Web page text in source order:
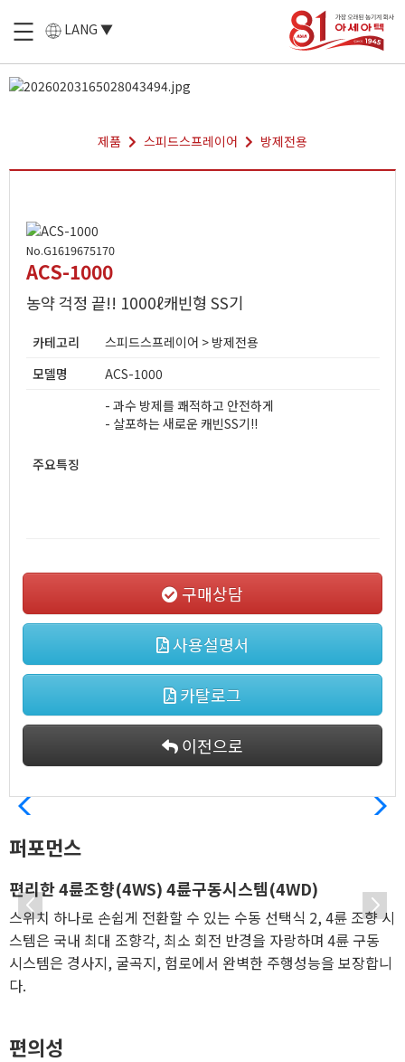
LANG ▼
제품 스피드스프레이어 방제전용
No.G1619675170
ACS-1000
농약 걱정 끝!! 1000ℓ캐빈형 SS기
카테고리
스피드스프레이어 > 방제전용
모델명
ACS-1000
주요특징
- 과수 방제를 쾌적하고 안전하게
- 살포하는 새로운 캐빈SS기!!
구매상담
사용설명서
카탈로그
이전으로
퍼포먼스
편리한 4륜조향(4WS) 4륜구동시스템(4WD)
스위치 하나로 손쉽게 전환할 수 있는 수동 선택식 2, 4륜 조향 시
스템은 국내 최대 조향각, 최소 회전 반경을 자랑하며 4륜 구동
시스템은 경사지, 굴곡지, 험로에서 완벽한 주행성능을 보장합니
다.
편의성